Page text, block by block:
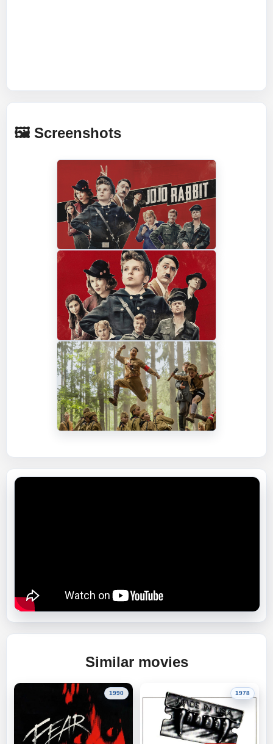
🖼️ Screenshots
Similar movies
1990 1978